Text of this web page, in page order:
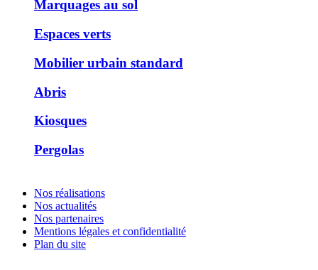
Marquages au sol
Espaces verts
Mobilier urbain standard
Abris
Kiosques
Pergolas
Nos réalisations
Nos actualités
Nos partenaires
Mentions légales et confidentialité
Plan du site